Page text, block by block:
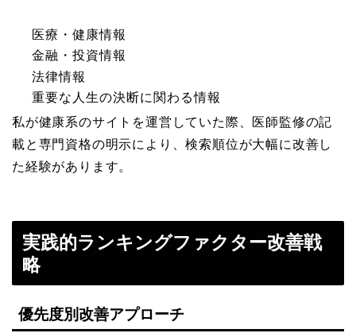
医療・健康情報
金融・投資情報
法律情報
重要な人生の決断に関わる情報
私が健康系のサイトを運営していた際、医師監修の記
載と専門資格の明示により、検索順位が大幅に改善し
た経験があります。
実践的ランキングファクター改善戦
略
優先度別改善アプローチ